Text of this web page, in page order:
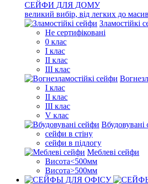
СЕЙФИ ДЛЯ ДОМУ
великий вибір, від легких до
Зламостійкі
Не сертифіковані
0 клас
I клас
II клас
III клас
I клас
II клас
III клас
V клас
Вбудовувані
сейфи в стіну
сейфи в підлогу
Меблеві сейфи
Висота<500мм
Висота>500мм